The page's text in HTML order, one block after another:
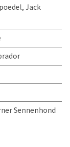
Jack
Sennenhond